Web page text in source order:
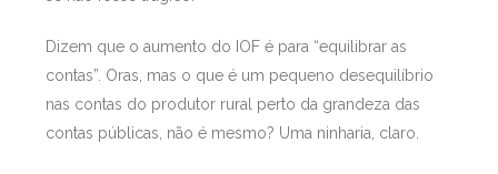
Dizem que o aumento do IOF é para “equilibrar as
contas”. Oras, mas o que é um pequeno desequilíbrio
nas contas do produtor rural perto da grandeza das
contas públicas, não é mesmo? Uma ninharia, claro.